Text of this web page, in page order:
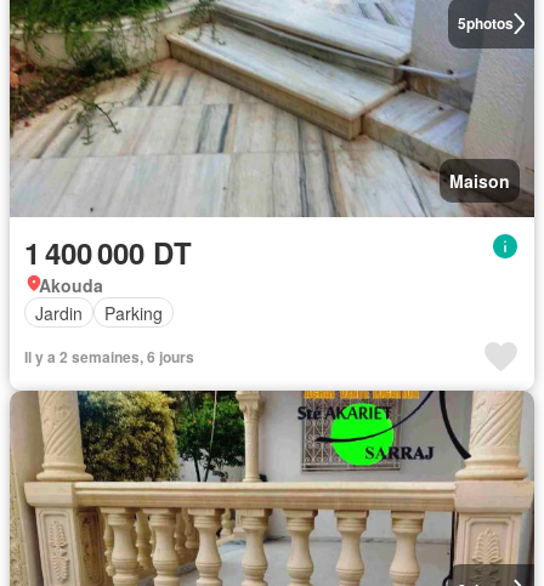
5photos
Maison
1 400 000 DT
Akouda
Jardin
Parking
Il y a 2 semaines, 6 jours